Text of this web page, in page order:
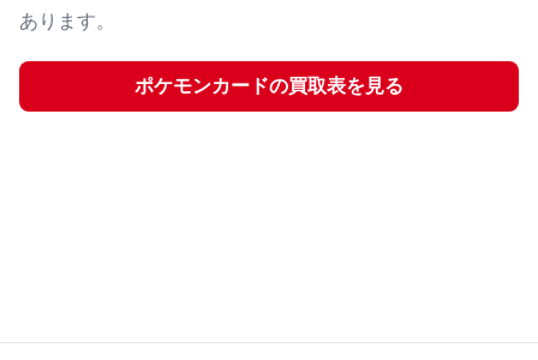
あります。
ポケモンカードの買取表を見る